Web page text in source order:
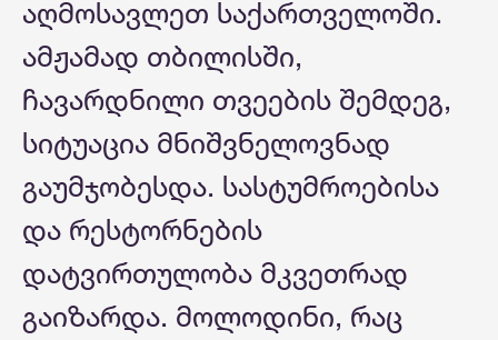
აღმოსავლეთ საქართველოში.
ამჟამად თბილისში,
ჩავარდნილი თვეების შემდეგ,
სიტუაცია მნიშვნელოვნად
გაუმჯობესდა. სასტუმროებისა
და რესტორნების
დატვირთულობა მკვეთრად
გაიზარდა. მოლოდინი, რაც